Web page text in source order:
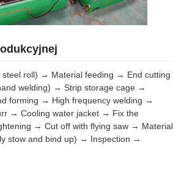
steel roll) → Material feeding → End cutting
welding) → Strip storage cage →
forming → High frequency welding →
→ Cooling water jacket → Fix the
→ Cut off with flying saw → Material
stow and bind up) → Inspection →